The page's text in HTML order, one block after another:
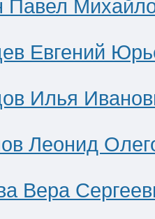
Павел
Евгений
Илья
Леонид
Вера